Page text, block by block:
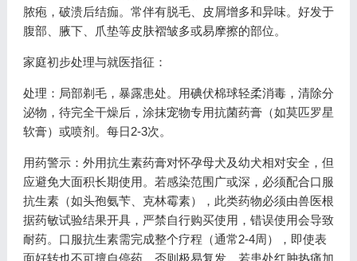
脓疱，破溃后结痂。常伴有脱毛、皮屑增多和异味。好发于
腹部、腋下、爪垫等皮肤褶皱多或易摩擦的部位。
家庭初步处理与就医指征：
处理：局部剃毛，暴露患处。用碘伏棉球轻柔消毒，清除分
泌物，待完全干燥后，涂抹宠物专用抗菌药膏（如莫匹罗星
软膏）或喷剂。每日2-3次。
用药警示：外用抗生素药膏对怀孕母犬及幼犬相对安全，但
应避免大面积长期使用。若感染范围广或深，必须配合口服
抗生素（如头孢氨苄、克林霉素），此类药物必须由兽医根
据药敏试验结果开具，严禁自行购买使用，错误使用会导致
耐药。口服抗生素需完成整个疗程（通常2-4周），即使表
面好转也不可擅自停药，否则极易复发。若患处红肿热痛加